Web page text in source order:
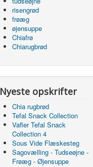
risengrød
frøæg
øjensuppe
Chiafrø
Chiarugbrød
Nyeste opskrifter
Chia rugbrød
Tefal Snack Collection
Vafler Tefal Snack
Collection 4
Sous Vide Flæskesteg
Sagovælling - Tudseøjne -
Frøæg - Øjensuppe